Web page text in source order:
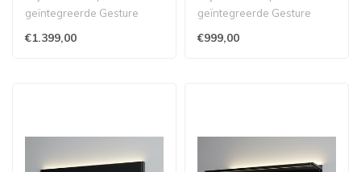
geïntegreerde Gesture
Control-bediening..
€1.399,00
geïntegreerde Gesture
Control-bediening..
€999,00